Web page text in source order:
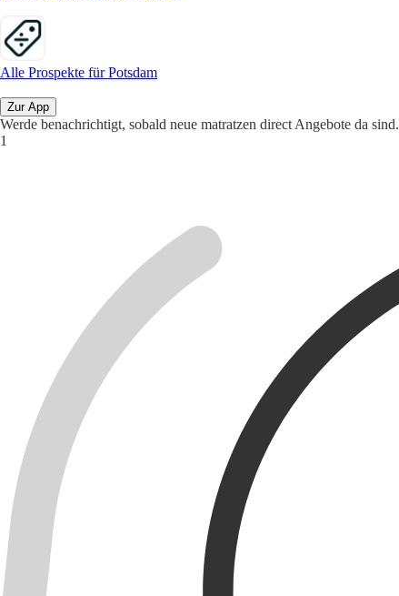
Alle Prospekte für Potsdam
Zur App
Werde benachrichtigt, sobald neue matratzen direct Angebote da sind.